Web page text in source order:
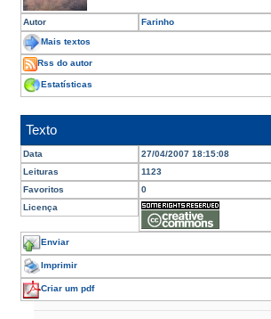
Autor Farinho
Mais textos
Rss do autor
Estatísticas
Texto
Data
27/04/2007 18:15:08
Leituras
1123
Favoritos
0
Licença
Enviar
Imprimir
Criar um pdf